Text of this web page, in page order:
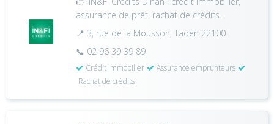
assurance de prêt, rachat de crédits.
📍 3, rue de la Mousson, Taden 22100
📞 02 96 39 39 89
Crédit immobilier
Assurance emprunteurs
Rachat de crédits